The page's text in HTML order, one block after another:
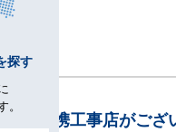
に提携工事店がご
探す